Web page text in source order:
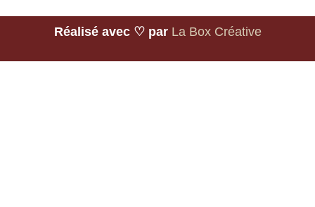
Réalisé avec ♡ par La Box Créative